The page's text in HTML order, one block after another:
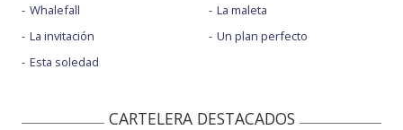
Whalefall
La invitación
Esta soledad
La maleta
Un plan perfecto
CARTELERA DESTACADOS